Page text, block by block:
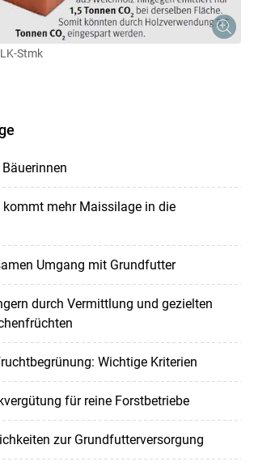
Stmk
kommt mehr Maissilage in die
Umgang mit Grundfutter
durch Vermittlung und gezielten
Wichtige Kriterien
für reine Forstbetriebe
zur Grundfutterversorgung